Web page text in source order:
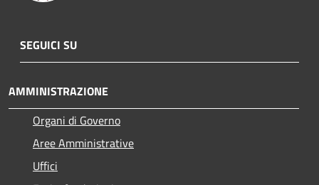
SEGUICI SU
AMMINISTRAZIONE
Organi di Governo
Aree Amministrative
Uffici